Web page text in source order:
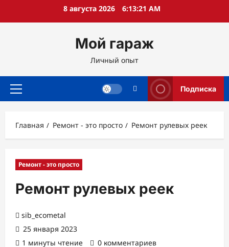
8 августа 2026 6:13:22 AM
Мой гараж
Личный опыт
Основное
Подписка
Главная Ремонт - это просто Ремонт рулевых реек
Ремонт - это просто
Ремонт рулевых реек
sib_ecometal
25 января 2023
1 минуты чтение
0 комментариев